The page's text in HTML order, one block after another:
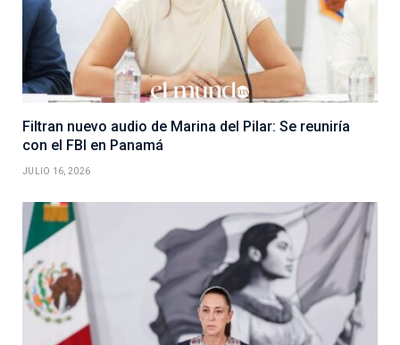
Filtran nuevo audio de Marina del Pilar: Se reuniría
con el FBI en Panamá
JULIO 16, 2026